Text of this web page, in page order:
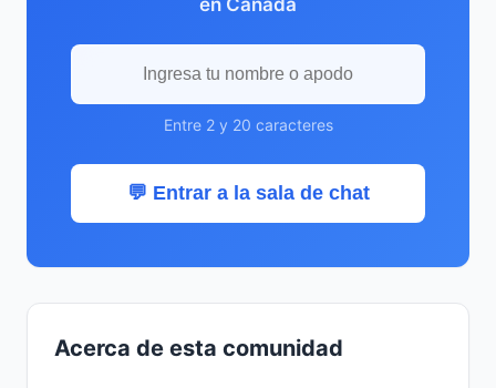
en Canadá
Entre 2 y 20 caracteres
💬 Entrar a la sala de chat
Acerca de esta comunidad